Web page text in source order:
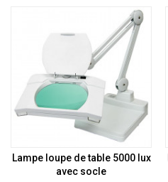
Lampe loupe de table 5000 lux
avec socle